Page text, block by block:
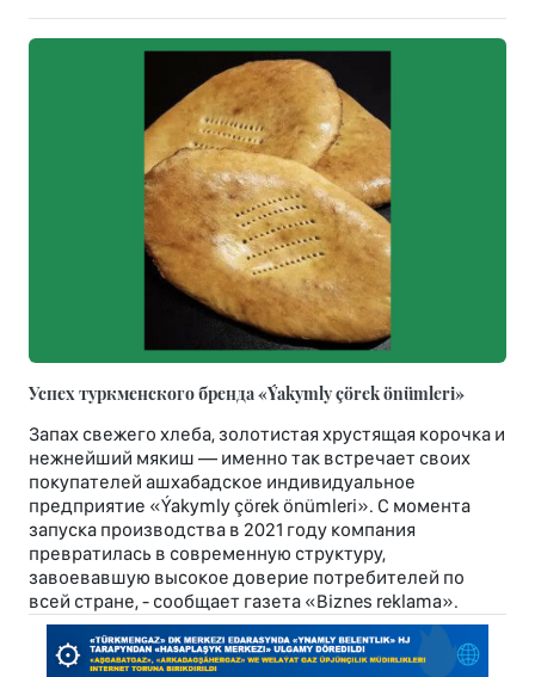
Успех туркменского бренда «Ýakymly çörek önümleri»
Запах свежего хлеба, золотистая хрустящая корочка и
нежнейший мякиш — именно так встречает своих
покупателей ашхабадское индивидуальное
предприятие «Ýakymly çörek önümleri». С момента
запуска производства в 2021 году компания
превратилась в современную структуру,
завоевавшую высокое доверие потребителей по
всей стране, - сообщает газета «Biznes reklama».